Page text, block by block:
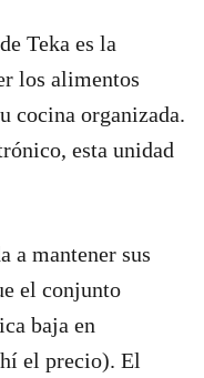
Teka es la
los alimentos
cocina organizada.
esta unidad
a mantener sus
el conjunto
baja en
el precio). El